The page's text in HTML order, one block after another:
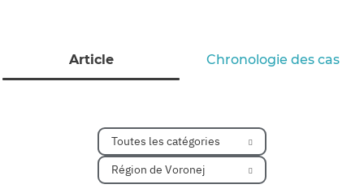
Article Chronologie des cas
Toutes les catégories
Région de Voronej